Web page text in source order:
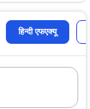
हिन्दी एफएक्यू